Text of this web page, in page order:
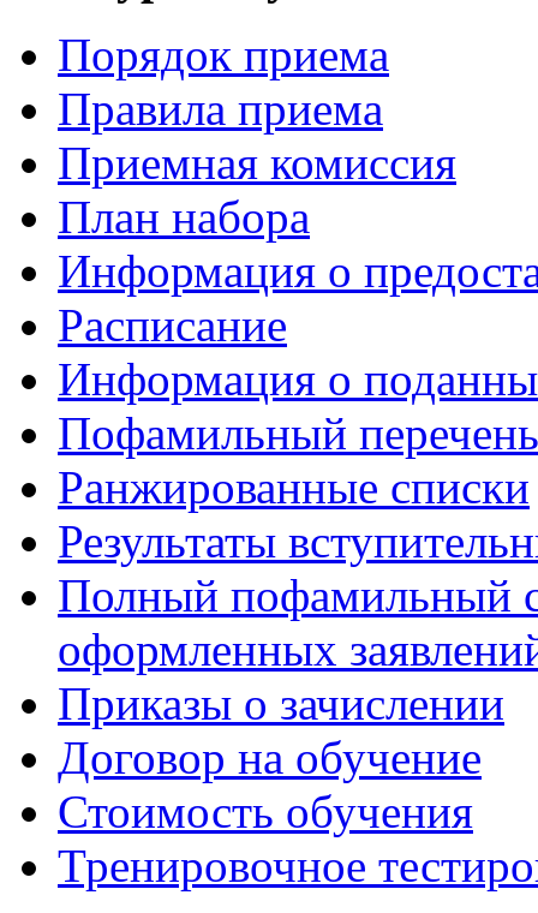
Порядок приема
Правила приема
Приемная комиссия
План набора
Информация о
Расписание
Информация о
Пофамильный
Ранжированные списки
Результаты
Полный пофамильный
оформленных
Приказы о зачислении
Договор на обучение
Стоимость обучения
Тренировочное